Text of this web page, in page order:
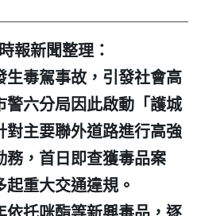
報新聞整理：
生毒駕事故，引發社會高
警六分局因此啟動「護城
對主要聯外道路進行高強
務，首日即查獲毒品案
重大交通違規。